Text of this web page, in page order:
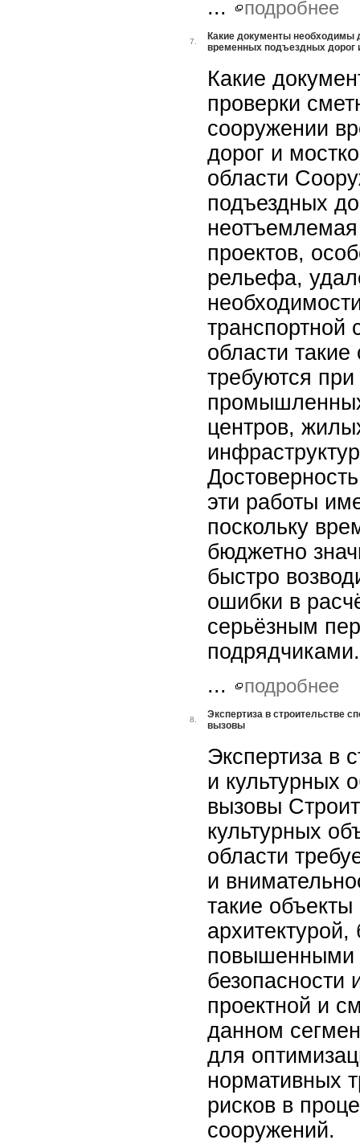
... подробнее
7.
Какие документы необходимы
временных подъездных дорог
Какие
проверки
сооружении
дорог и
области
подъездных
неотъемлемая
проектов,
рельефа,
области
требуются при
центров,
эти работы
поскольку
бюджетно
быстро
ошибки в
серьёзным
подрядчиками.
...
подробнее
8.
Экспертиза в строительстве
вызовы
Экспертиза в
и культурных
вызовы
культурных
области
и
такие
повышенными
безопасности
проектной и
данном
для
нормативных
рисков в
сооружений.